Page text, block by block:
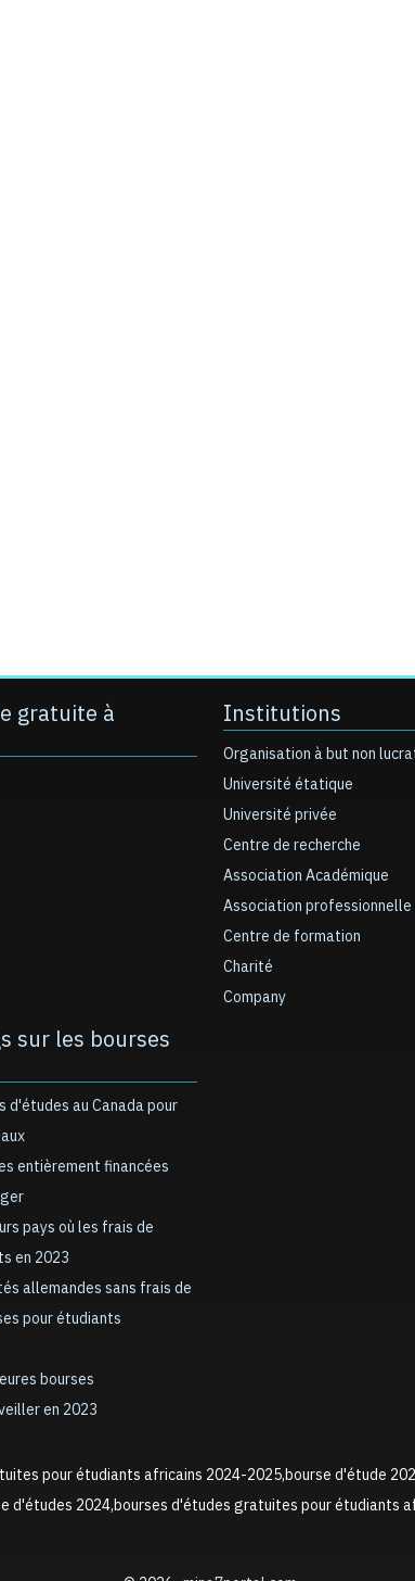
gratuite à
sur les bourses
d'études au Canada pour
entièrement financées
pays où les frais de
en 2023
allemandes sans frais de
pour étudiants
bourses
en 2023
Institutions
Organisation à but non
Université étatique
Université privée
Centre de recherche
Association Académique
Association professionnelle
Centre de formation
Charité
Company
pour étudiants africains 2024-2025,bourse d'étude
2024,bourses d'études gratuites pour étudiants